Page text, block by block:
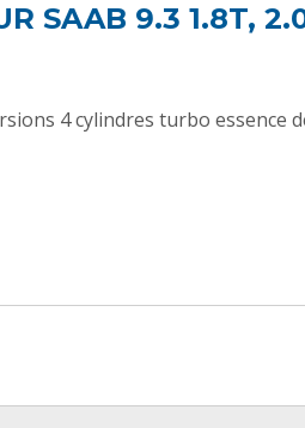
SAAB 9.3 1.8T,
4 cylindres turbo essence